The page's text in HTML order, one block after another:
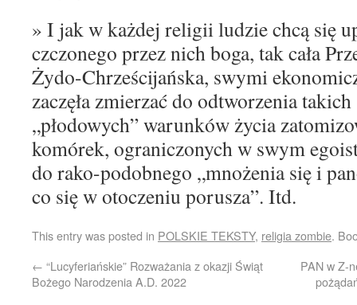
» I jak w każdej religii ludzie chcą się
czczonego przez nich boga, tak cała
Żydo-Chrześcijańska, swymi
zaczęła zmierzać do odtworzenia
„płodowych” warunków życia
komórek, ograniczonych w swym
do rako-podobnego „mnożenia się i
co się w otoczeniu porusza”. Itd.
This entry was posted in POLSKIE TEKSTY, religia zombie.
← “Lucyferiańskie” Rozważania z okazji Świąt
Bożego Narodzenia A.D. 2022
PAN w Z-